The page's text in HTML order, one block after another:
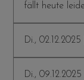
fällt heute
Di.,
Di.,